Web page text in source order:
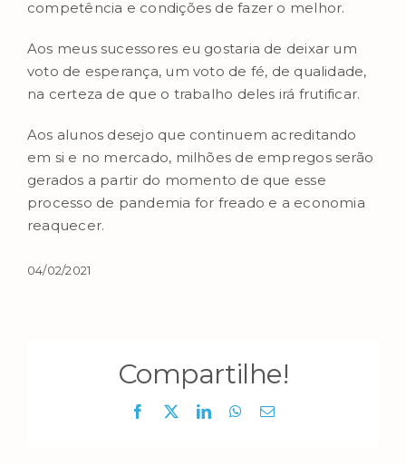
competência e condições de fazer o melhor.
Aos meus sucessores eu gostaria de deixar um
voto de esperança, um voto de fé, de qualidade,
na certeza de que o trabalho deles irá frutificar.
Aos alunos desejo que continuem acreditando
em si e no mercado, milhões de empregos serão
gerados a partir do momento de que esse
processo de pandemia for freado e a economia
reaquecer.
04/02/2021
Compartilhe!
Facebook
X LinkedInWhatsApp
E-